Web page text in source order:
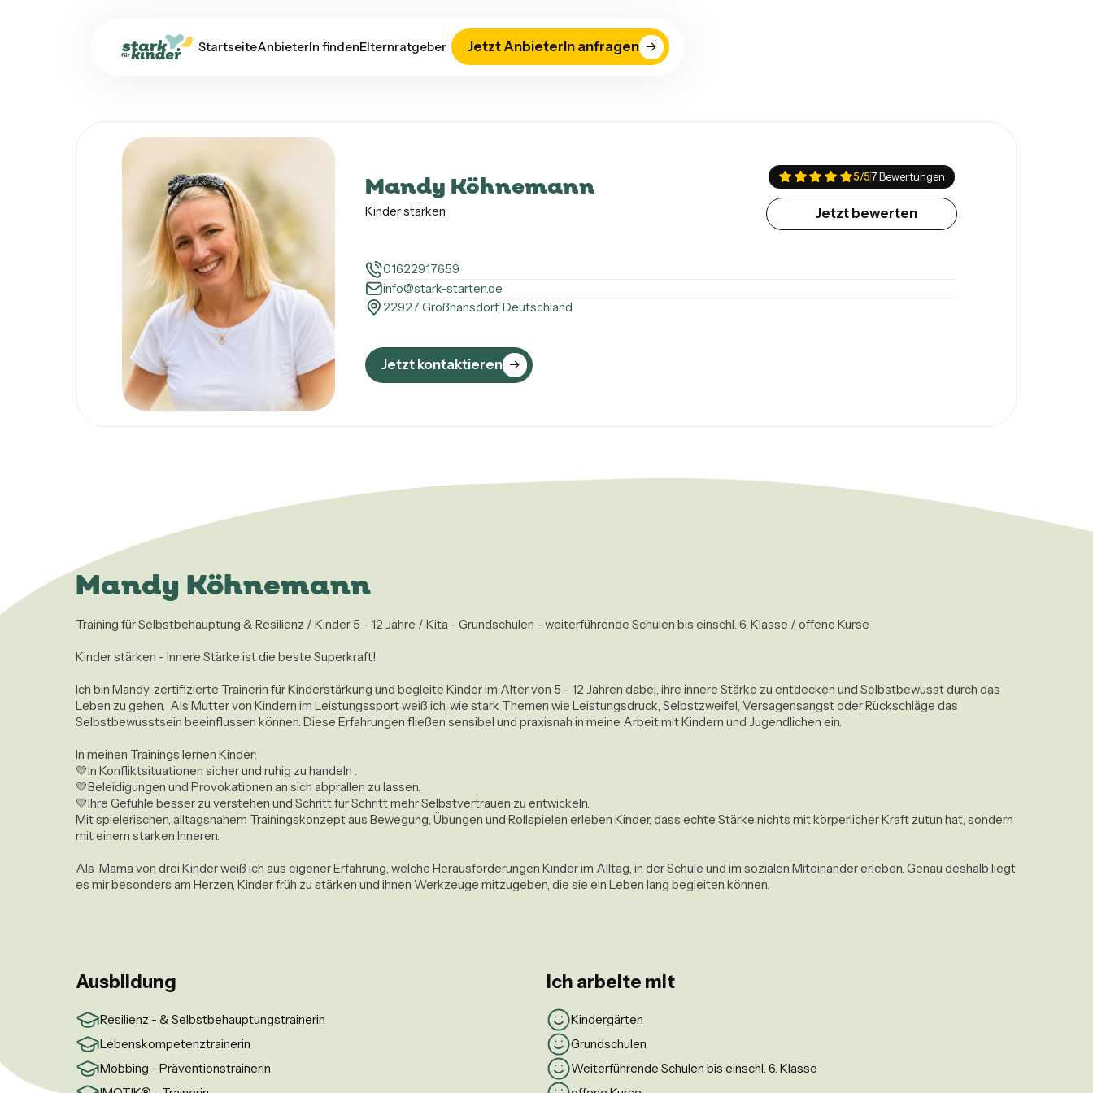
StartseiteAnbieterIn findenElternratgeber Jetzt AnbieterIn anfragen
Mandy Köhnemann
Kinder stärken
5/57 Bewertungen
Jetzt bewerten
01622917659
info@stark-starten.de
22927 Großhansdorf, Deutschland
Jetzt kontaktieren
Mandy Köhnemann
Training für Selbstbehauptung & Resilienz / Kinder 5 - 12 Jahre / Kita - Grundschulen - weiterführende Schulen bis einschl. 6. Klasse / offene Kurse
Kinder stärken - Innere Stärke ist die beste Superkraft!
Ich bin Mandy, zertifizierte Trainerin für Kinderstärkung und begleite Kinder im Alter von 5 - 12 Jahren dabei, ihre innere Stärke zu entdecken und Selbstbewusst durch das
Leben zu gehen.  Als Mutter von Kindern im Leistungssport weiß ich, wie stark Themen wie Leistungsdruck, Selbstzweifel, Versagensangst oder Rückschläge das
Selbstbewusstsein beeinflussen können. Diese Erfahrungen fließen sensibel und praxisnah in meine Arbeit mit Kindern und Jugendlichen ein.
In meinen Trainings lernen Kinder:
💛In Konfliktsituationen sicher und ruhig zu handeln .
💛Beleidigungen und Provokationen an sich abprallen zu lassen.
💛Ihre Gefühle besser zu verstehen und Schritt für Schritt mehr Selbstvertrauen zu entwickeln.
Mit spielerischen, alltagsnahem Trainingskonzept aus Bewegung, Übungen und Rollspielen erleben Kinder, dass echte Stärke nichts mit körperlicher Kraft zutun hat, sondern
mit einem starken Inneren.
Als  Mama von drei Kinder weiß ich aus eigener Erfahrung, welche Herausforderungen Kinder im Alltag, in der Schule und im sozialen Miteinander erleben. Genau deshalb liegt
es mir besonders am Herzen, Kinder früh zu stärken und ihnen Werkzeuge mitzugeben, die sie ein Leben lang begleiten können.
Ausbildung
Resilienz - & Selbstbehauptungstrainerin
Lebenskompetenztrainerin
Mobbing - Präventionstrainerin
Ich arbeite mit
Kindergärten
Grundschulen
Weiterführende Schulen bis einschl. 6. Klasse